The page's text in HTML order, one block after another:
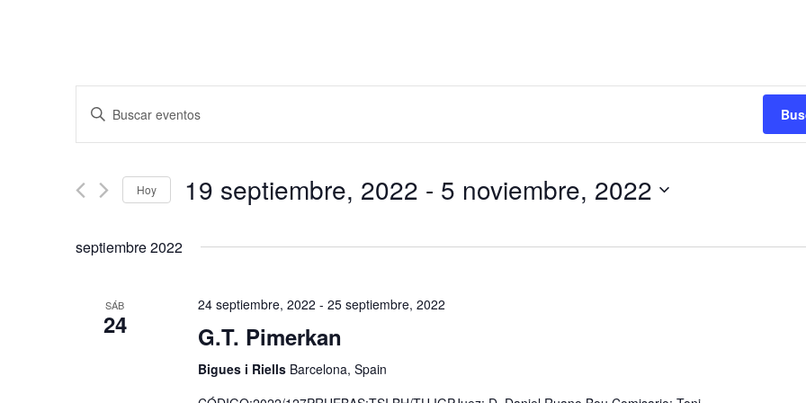
de
búsqueda
vistas
Eventos
Introduce
palabra
Busca
la
Hoy 19 septiembre, 2022 - 5 noviembre, 2022
septiembre 2022
SÁB
24
24 septiembre, 2022 - 25 septiembre, 2022
G.T. Pimerkan
Bigues i Riells Barcelona, Spain